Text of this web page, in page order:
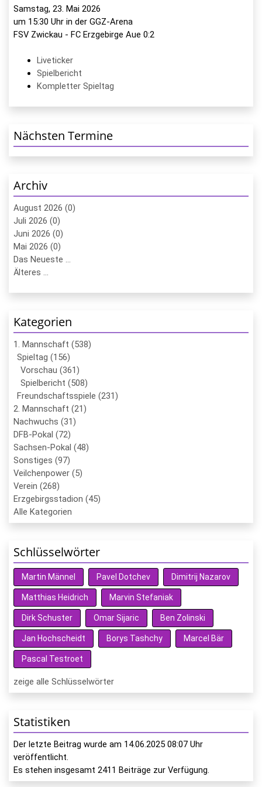
Samstag, 23. Mai 2026
um 15:30 Uhr in der GGZ-Arena
FSV Zwickau - FC Erzgebirge Aue 0:2
Liveticker
Spielbericht
Kompletter Spieltag
Nächsten Termine
Archiv
August 2026 (0)
Juli 2026 (0)
Juni 2026 (0)
Mai 2026 (0)
Das Neueste ...
Älteres ...
Kategorien
1. Mannschaft (538)
Spieltag (156)
Vorschau (361)
Spielbericht (508)
Freundschaftsspiele (231)
2. Mannschaft (21)
Nachwuchs (31)
DFB-Pokal (72)
Sachsen-Pokal (48)
Sonstiges (97)
Veilchenpower (5)
Verein (268)
Erzgebirgsstadion (45)
Alle Kategorien
Schlüsselwörter
Martin Männel Pavel Dotchev Dimitrij Nazarov
Matthias Heidrich Marvin Stefaniak
Dirk Schuster Omar Sijaric Ben Zolinski
Jan Hochscheidt Borys Tashchy Marcel Bär
Pascal Testroet
zeige alle Schlüsselwörter
Statistiken
Der letzte Beitrag wurde am 14.06.2025 08:07 Uhr
veröffentlicht.
Es stehen insgesamt 2411 Beiträge zur Verfügung.